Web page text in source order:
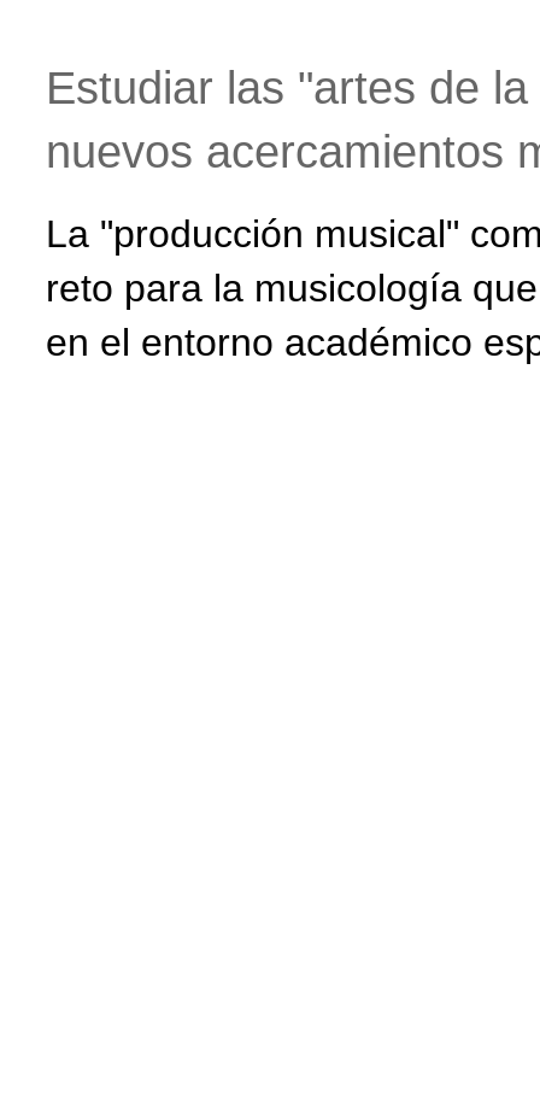
Estudiar las "artes de
nuevos acercamientos
La "producción musical"
reto para la musicología
en el entorno académico